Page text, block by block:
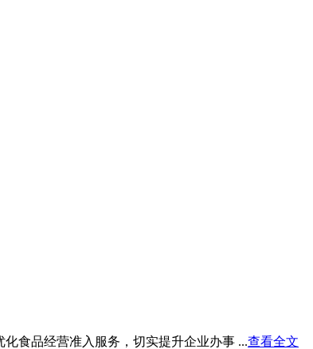
食品经营准入服务，切实提升企业办事 ...查看全文